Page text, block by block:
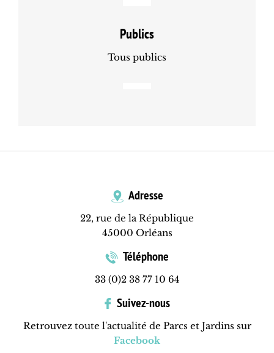
Publics
Tous publics
Adresse
22, rue de la République
45000 Orléans
Téléphone
33 (0)2 38 77 10 64
Suivez-nous
Retrouvez toute l'actualité de Parcs et Jardins sur
Facebook